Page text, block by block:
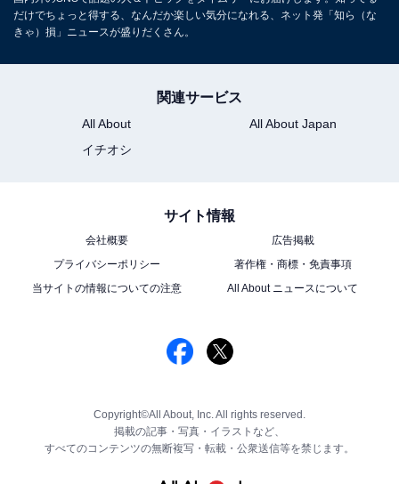
だけでちょっと得する、なんだか楽しい気分になれる、ネット発「知ら（な
きゃ）損」ニュースが盛りだくさん。
関連サービス
All About
All About Japan
イチオシ
サイト情報
会社概要
広告掲載
プライバシーポリシー
著作権・商標・免責事項
当サイトの情報についての注意
All About ニュースについて
Copyright©All About, Inc. All rights reserved.
掲載の記事・写真・イラストなど、
すべてのコンテンツの無断複写・転載・公衆送信等を禁じます。